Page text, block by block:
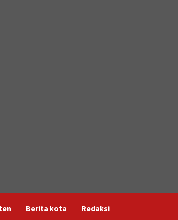
Berita kota Redaksi